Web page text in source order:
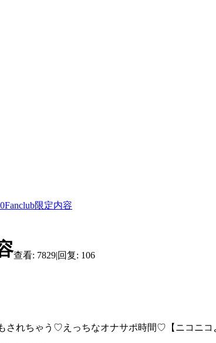
限定内容
查看: 7829|回复: 106
されちゃう♡えっちなオナサポ時間♡【ニコニコ